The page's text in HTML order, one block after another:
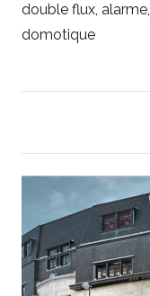
double flux,
domotique